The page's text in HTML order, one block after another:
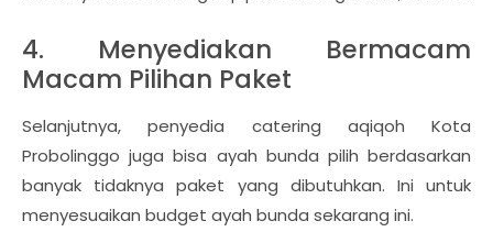
4. Menyediakan Bermacam
Macam Pilihan Paket
Selanjutnya, penyedia catering aqiqoh Kota
Probolinggo juga bisa ayah bunda pilih berdasarkan
banyak tidaknya paket yang dibutuhkan. Ini untuk
menyesuaikan budget ayah bunda sekarang ini.